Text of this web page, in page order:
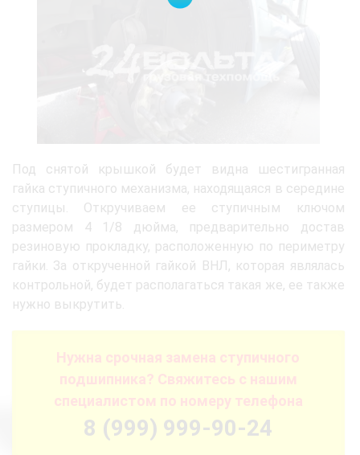
Под снятой крышкой будет видна шестигранная
гайка ступичного механизма, находящаяся в середине
ступицы. Откручиваем ее ступичным ключом
размером 4 1/8 дюйма, предварительно достав
резиновую прокладку, расположенную по периметру
гайки. За открученной гайкой ВНЛ, которая являлась
контрольной, будет располагаться такая же, ее также
нужно выкрутить.
Нужна срочная замена ступичного
подшипника? Свяжитесь с нашим
специалистом по номеру телефона
8 (999) 999-90-24